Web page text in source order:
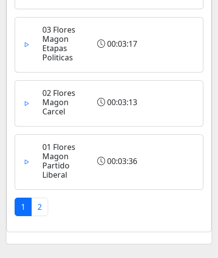
03 Flores
Magon
Etapas
Politicas
00:03:17
02 Flores
Magon
Carcel
00:03:13
01 Flores
Magon
Partido
Liberal
00:03:36
1 2